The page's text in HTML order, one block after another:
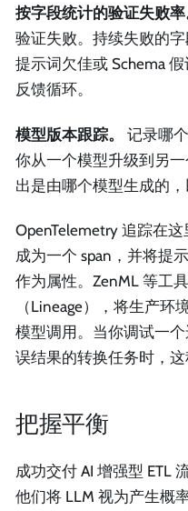
按字段统计的验证失败率
验证失败。持续失败的字
提示词欠佳或 Schema
反馈循环。
模型版本跟踪。
记录哪
你从一个模型升级到另
出是由哪个模型生成的
OpenTelemetry 追踪在
成为一个 span，并将提
作为属性。ZenML 等工
（Lineage），将生产
模型调用。当你调试一
误结果的转换任务时，这
把握平衡
成功交付 AI 增强型 ETL
他们将 LLM 视为产生概